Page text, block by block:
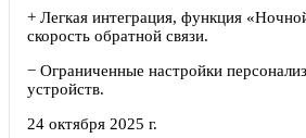
+ Легкая интеграция, функция
скорость обратной связи.
− Ограниченные настройки
устройств.
24 октября 2025 г.